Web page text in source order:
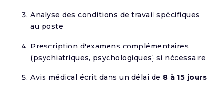
Analyse des conditions de travail spécifiques
au poste
Prescription d'examens complémentaires
(psychiatriques, psychologiques) si nécessaire
Avis médical écrit dans un délai de 8 à 15 jours